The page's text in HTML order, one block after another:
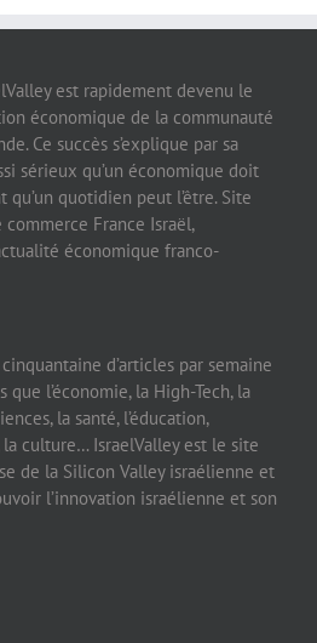
est rapidement devenu le
économique de la communauté
Ce succès s’explique par sa
sérieux qu’un économique doit
qu’un quotidien peut l’être. Site
France Israël,
économique franco-
d’articles par semaine
que l’économie, la High-Tech, la
la santé, l’éducation,
culture… IsraelValley est le site
de la Silicon Valley israélienne et
l’innovation israélienne et son